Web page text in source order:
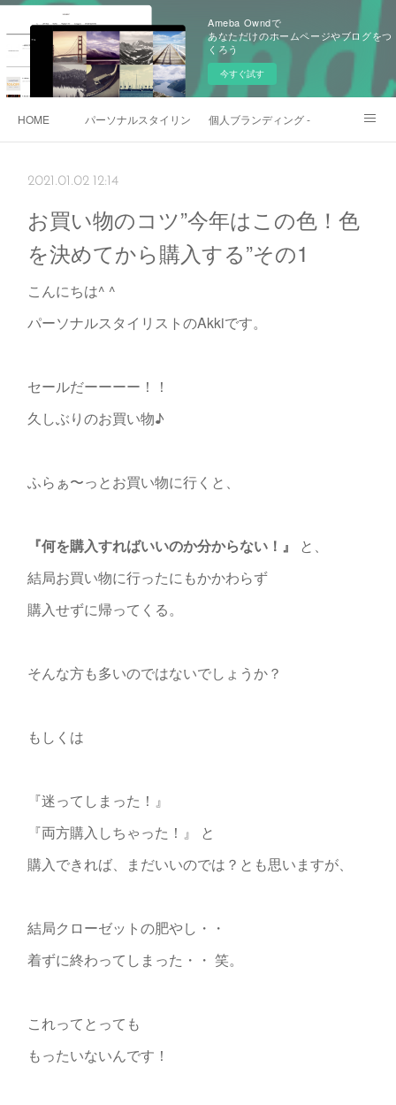
Ameba Owndで
あなただけのホームページやブログをつ
くろう
今すぐ試す
HOME パーソナルスタイリング - 一般向け個人ブランディング - ビジネスマン・
2021.01.02 12:14
お買い物のコツ”今年はこの色！色
を決めてから購入する”その1
こんにちは^ ^
パーソナルスタイリストのAkkiです。
セールだーーーー！！
久しぶりのお買い物♪
ふらぁ〜っとお買い物に行くと、
『何を購入すればいいのか分からない！』
と、
結局お買い物に行ったにもかかわらず
購入せずに帰ってくる。
そんな方も多いのではないでしょうか？
もしくは
『迷ってしまった！』
『両方購入しちゃった！』 と
購入できれば、まだいいのでは？とも思いますが、
結局クローゼットの肥やし・・
着ずに終わってしまった・・ 笑。
これってとっても
もったいないんです！